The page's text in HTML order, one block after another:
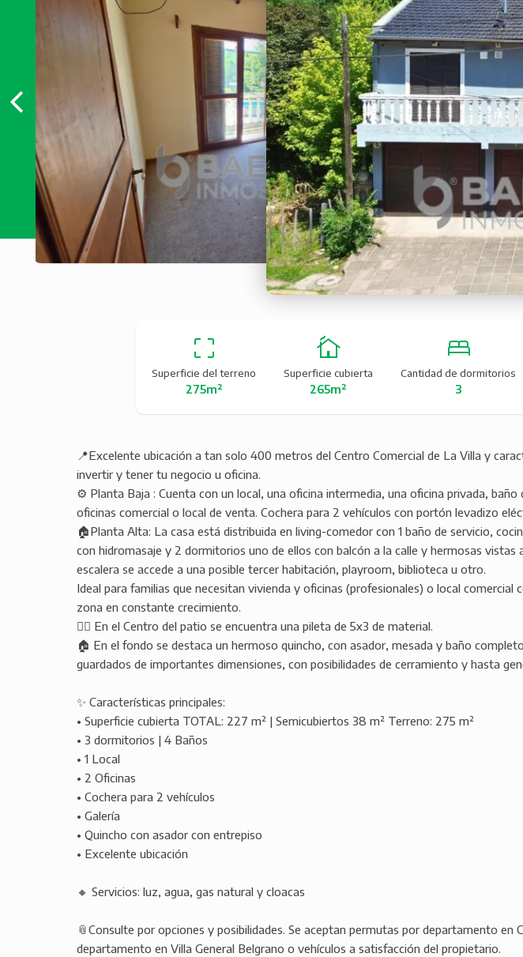
Superficie del terreno
275m²
Superficie cubierta
265m²
Cantidad de dormitorios
3
📍Excelente ubicación a tan solo 400 metros del Centro Comercial de La Villa y
invertir y tener tu negocio u oficina.
⚙️ Planta Baja : Cuenta con un local, una oficina intermedia, una oficina privada,
oficinas comercial o local de venta. Cochera para 2 vehículos con portón levadizo
🏠Planta Alta: La casa está distribuida en living-comedor con 1 baño de servicio,
con hidromasaje y 2 dormitorios uno de ellos con balcón a la calle y hermosas vistas
escalera se accede a una posible tercer habitación, playroom, biblioteca u otro.
Ideal para familias que necesitan vivienda y oficinas (profesionales) o local comercial
zona en constante crecimiento.
🏊‍♀️ En el Centro del patio se encuentra una pileta de 5x3 de material.
🏠 En el fondo se destaca un hermoso quincho, con asador, mesada y baño
guardados de importantes dimensiones, con posibilidades de cerramiento y hasta
✨ Características principales:
• Superficie cubierta TOTAL: 227 m² | Semicubiertos 38 m² Terreno: 275 m²
• 3 dormitorios | 4 Baños
• 1 Local
• 2 Oficinas
• Cochera para 2 vehículos
• Galería
• Quincho con asador con entrepiso
• Excelente ubicación
🔸 Servicios: luz, agua, gas natural y cloacas
📎Consulte por opciones y posibilidades. Se aceptan permutas por departamento en
departamento en Villa General Belgrano o vehículos a satisfacción del propietario.